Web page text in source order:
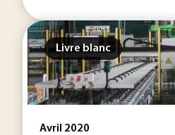
Livre blanc
Avril 2020